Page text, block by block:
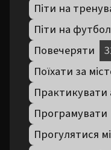
Піти на
Піти на футбол
Повечеряти
Поїхати за
Практикувати
Програмувати
Прогулятися